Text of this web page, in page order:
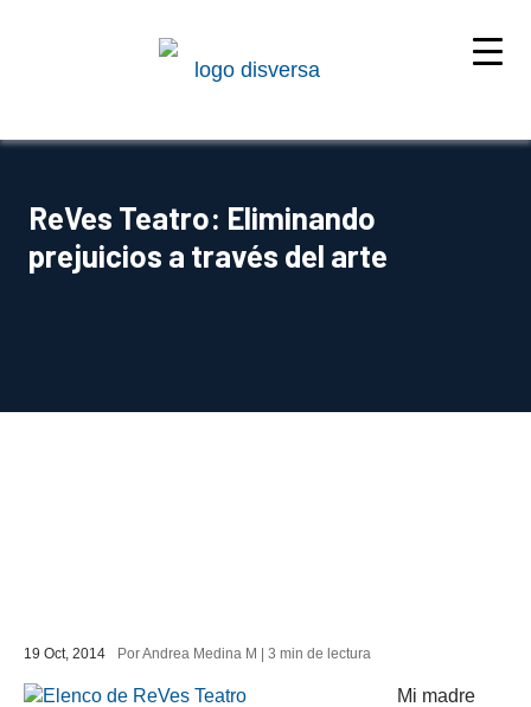
ReVes Teatro: Eliminando
prejuicios a través del arte
19 Oct, 2014 Por Andrea Medina M | 3 min de lectura
Mi madre